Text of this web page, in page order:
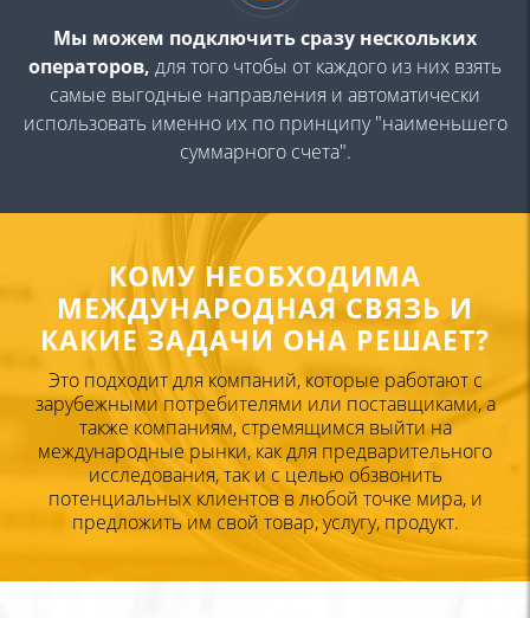
Мы можем подключить сразу нескольких
операторов, для того чтобы от каждого из них взять
самые выгодные направления и автоматически
использовать именно их попринципу "наименьшего
суммарного счета".
КОМУ НЕОБХОДИМА
МЕЖДУНАРОДНАЯ СВЯЗЬ И
КАКИЕ ЗАДАЧИ ОНА РЕШАЕТ?
Это подходит для компаний, которые работают с
зарубежными потребителями или поставщиками, а
также компаниям,стремящимся выйти на
международные рынки, как для предварительного
исследования, так и с целью обзвонить
потенциальных клиентов в любой точке мира, и
предложить им свой товар, услугу, продукт.